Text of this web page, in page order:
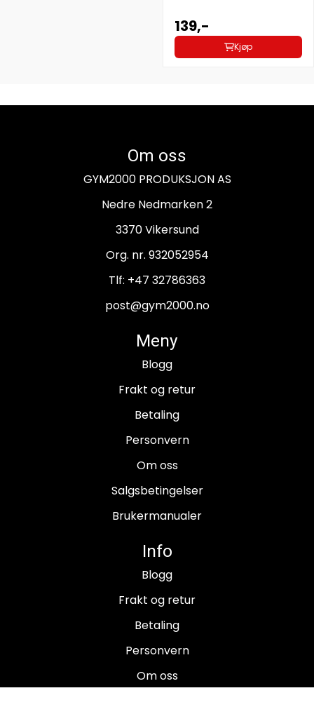
139,-
Kjøp
Om oss
GYM2000 PRODUKSJON AS
Nedre Nedmarken 2
3370 Vikersund
Org. nr. 932052954
Tlf: +47 32786363
post@gym2000.no
Meny
Blogg
Frakt og retur
Betaling
Personvern
Om oss
Salgsbetingelser
Brukermanualer
Info
Blogg
Frakt og retur
Betaling
Personvern
Om oss